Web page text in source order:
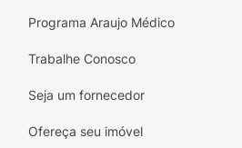
Programa Araujo Médico
Trabalhe Conosco
Seja um fornecedor
Ofereça seu imóvel